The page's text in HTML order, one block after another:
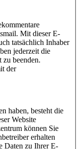
Mit dieser E-
tatsächlich Inhaber
jederzeit die
beenden.
der
haben, besteht die
Website
können Sie
erhalten
Daten zu Ihrer E-